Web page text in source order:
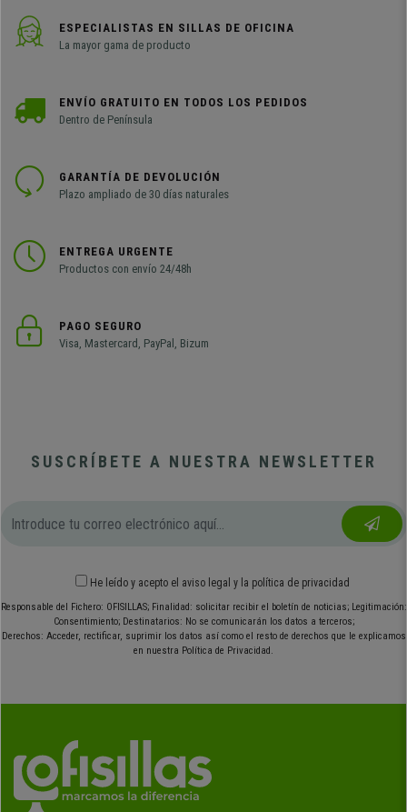
ESPECIALISTAS EN SILLAS DE OFICINA
La mayor gama de producto
ENVÍO GRATUITO EN TODOS LOS PEDIDOS
Dentro de Península
GARANTÍA DE DEVOLUCIÓN
Plazo ampliado de 30 días naturales
ENTREGA URGENTE
Productos con envío 24/48h
PAGO SEGURO
Visa, Mastercard, PayPal, Bizum
SUSCRÍBETE A NUESTRA NEWSLETTER
He leído y acepto el aviso legal y la política de privacidad
Responsable del Fichero: OFISILLAS; Finalidad: solicitar recibir el boletín de noticias; Legitimación:
Consentimiento; Destinatarios: No se comunicarán los datos a terceros;
Derechos: Acceder, rectificar, suprimir los datos así como el resto de derechos que le explicamos
en nuestra Política de Privacidad.